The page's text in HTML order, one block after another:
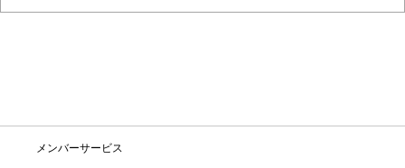
メンバーサービス